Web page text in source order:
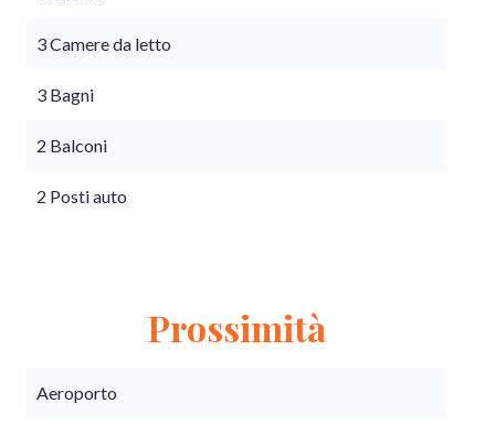
3 Camere da letto
3 Bagni
2 Balconi
2 Posti auto
Prossimità
Aeroporto